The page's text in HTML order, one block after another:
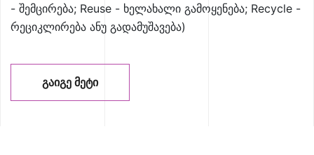
- შემცირება; Reuse - ხელახალი გამოყენება; Recycle -
რეციკლირება ანუ გადამუშავება)
ᲒᲐᲘᲒᲔ ᲛᲔᲢᲘ